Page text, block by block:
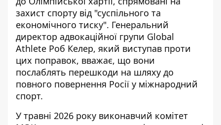
захист спорту від "суспільного та
економічного тиску". Генеральний
директор адвокаційної групи Global
Athlete Роб Келер, який виступав проти
цих поправок, вважає, що вони
послаблять перешкоди на шляху до
повного повернення Росії у міжнародний
спорт.
У травні 2026 року виконавчий комітет